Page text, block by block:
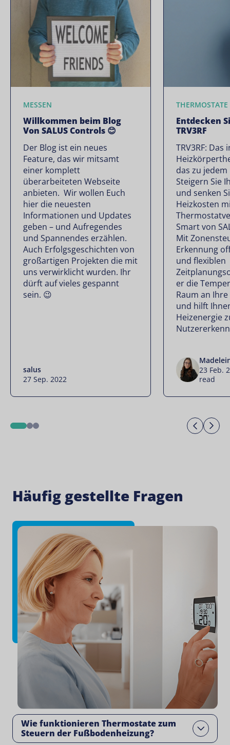
MESSEN
Willkommen beim Blog
Von SALUS Controls 😊
Der Blog ist ein neues
Feature, das wir mitsamt
einer komplett
überarbeiteten Webseite
anbieten. Wir wollen Euch
hier die neuesten
Informationen und Updates
geben – und Aufregendes
und Spannendes erzählen.
Auch Erfolgsgeschichten von
großartigen Projekten die mit
uns verwirklicht wurden. Ihr
dürft auf vieles gespannt
sein. 😉
salus
27 Sep. 2022
THERMOSTATE
Entdecken
TRV3RF
TRV3RF:
das zu
Steigern Sie
und senken
Heizkosten
Smart von
Mit
Erkennung
und flexiblen
er die
Raum an
und hilft
Heizenergie
23 Feb.
read
12
Häufig gestellte Fragen
Wie funktionieren Thermostate zum
Steuern der Fußbodenheizung?
Open